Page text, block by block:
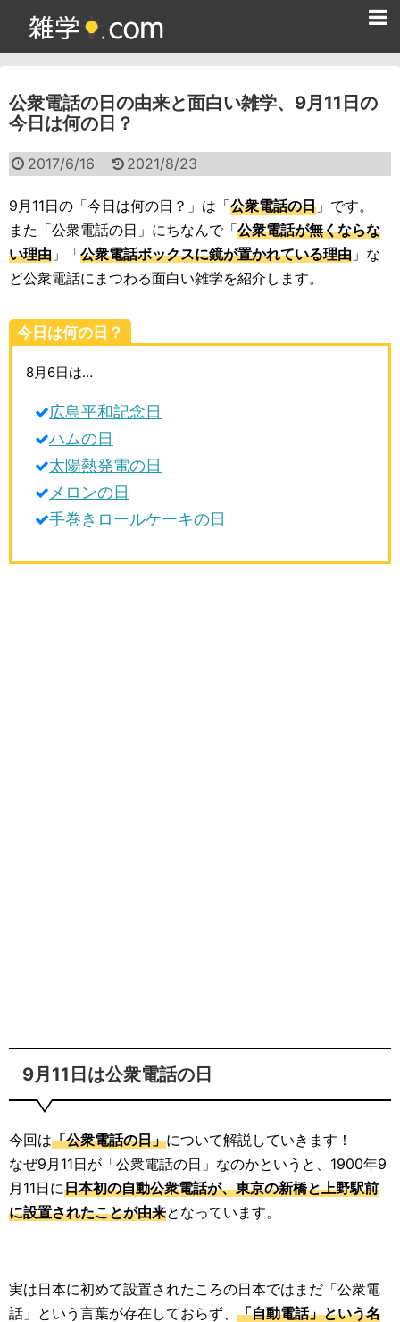
公衆電話の日の由来と面白い雑学、9月11日の
今日は何の日？
2017/6/16 2021/8/23
9月11日の「今日は何の日？」は「公衆電話の日 」です。
また「公衆電話の日」にちなんで「公衆電話が無くならな
い理由 」「公衆電話ボックスに鏡が置かれている理由 」な
ど公衆電話にまつわる面白い雑学を紹介します。
今日は何の日？
8月6日は…
広島平和記念日
ハムの日
太陽熱発電の日
メロンの日
手巻きロールケーキの日
9月11日は公衆電話の日
今回は「公衆電話の日」について解説していきます！
なぜ9月11日が「公衆電話の日」なのかというと、1900年9
月11日に日本初の自動公衆電話が、東京の新橋と上野駅前
に設置されたことが由来となっています。
実は日本に初めて設置されたころの日本ではまだ「公衆電
話」という言葉が存在しておらず、 「自動電話」という名
雑学クイズ問題集
面白い雑学
ためになる雑学
スポーツ雑学
動物雑学
歴史雑学
生活雑学
サイト情報